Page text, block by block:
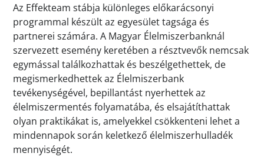
Az Effekteam stábja különleges előkarácsonyi
programmal készült az egyesület tagsága és
partnerei számára. A Magyar Élelmiszerbanknál
szervezett esemény keretében a résztvevők nemcsak
egymással találkozhattak és beszélgethettek, de
megismerkedhettek az Élelmiszerbank
tevékenységével, bepillantást nyerhettek az
élelmiszermentés folyamatába, és elsajátíthattak
olyan praktikákat is, amelyekkel csökkenteni lehet a
mindennapok során keletkező élelmiszerhulladék
mennyiségét.